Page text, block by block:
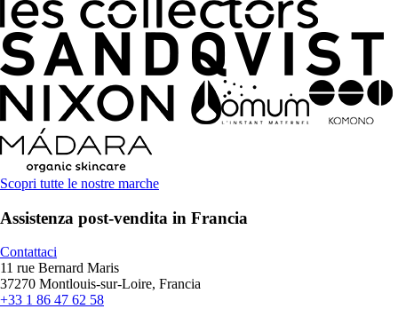
Scopri tutte le nostre marche
Assistenza post-vendita in Francia
Contattaci
11 rue Bernard Maris
37270 Montlouis-sur-Loire, Francia
+33 1 86 47 62 58